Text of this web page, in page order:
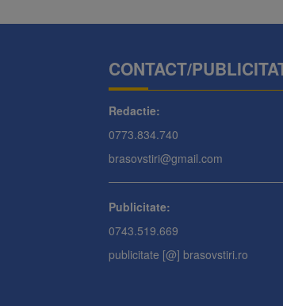
CONTACT/
Redactie:
0773.834.740
brasovstiri@gmail.com
Publicitate:
0743.519.669
publicitate [@] brasovstiri.ro